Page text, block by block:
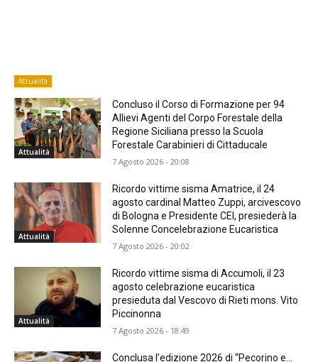
Attualità
Attualità
Concluso il Corso di Formazione per 94
Allievi Agenti del Corpo Forestale della
Regione Siciliana presso la Scuola
Forestale Carabinieri di Cittaducale
7 Agosto 2026 - 20:08
Attualità
Ricordo vittime sisma Amatrice, il 24
agosto cardinal Matteo Zuppi, arcivescovo
di Bologna e Presidente CEI, presiederà la
Solenne Concelebrazione Eucaristica
7 Agosto 2026 - 20:02
Attualità
Ricordo vittime sisma di Accumoli, il 23
agosto celebrazione eucaristica
presieduta dal Vescovo di Rieti mons. Vito
Piccinonna
7 Agosto 2026 - 18:49
Conclusa l’edizione 2026 di “Pecorino e…